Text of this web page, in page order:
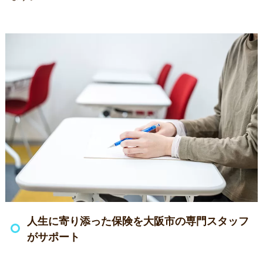
人生に寄り添った保険を大阪市の専門スタッフ
がサポート